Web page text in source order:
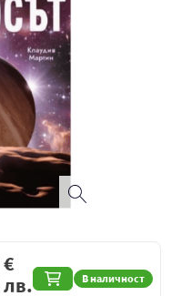
В наличност
€
лв.